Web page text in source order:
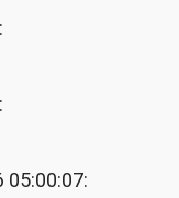
05:00:07: